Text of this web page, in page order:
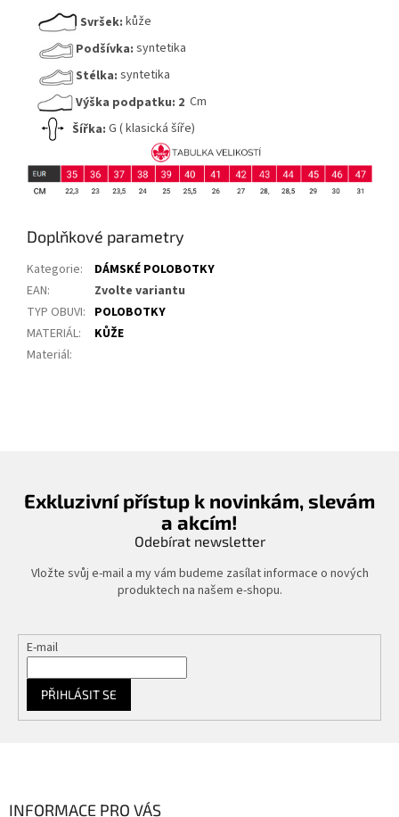
Svršek: kůže
Podšívka: syntetika
Stélka: syntetika
Výška podpatku: 2 Cm
Šířka: G ( klasická šíře)
Doplňkové parametry
Kategorie:
DÁMSKÉ POLOBOTKY
EAN:
Zvolte variantu
TYP OBUVI: POLOBOTKY
MATERIÁL:
KŮŽE
Materiál:
Exkluzivní přístup k novinkám, slevám
a akcím!
Odebírat newsletter
Vložte svůj e-mail a my vám budeme zasílat informace o nových
produktech na našem e-shopu.
E-mail
PŘIHLÁSIT SE
INFORMACE PRO VÁS